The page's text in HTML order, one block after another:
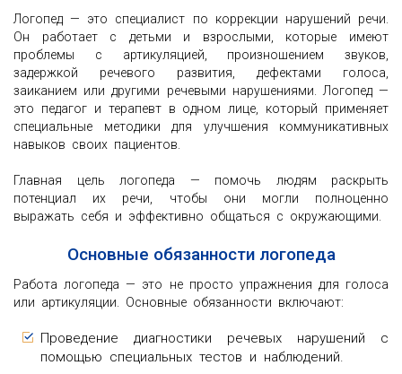
Логопед — это специалист по коррекции нарушений речи.
Он работает с детьми и взрослыми, которые имеют
проблемы с артикуляцией, произношением звуков,
задержкой речевого развития, дефектами голоса,
заиканием или другими речевыми нарушениями. Логопед —
это педагог и терапевт в одном лице, который применяет
специальные методики для улучшения коммуникативных
навыков своих пациентов.
Главная цель логопеда — помочь людям раскрыть
потенциал их речи, чтобы они могли полноценно
выражать себя и эффективно общаться с окружающими.
Основные обязанности логопеда
Работа логопеда — это не просто упражнения для голоса
или артикуляции. Основные обязанности включают:
Проведение диагностики речевых нарушений с
помощью специальных тестов и наблюдений.